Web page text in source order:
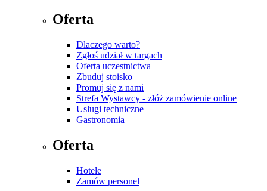
Oferta
Dlaczego warto?
Zgłoś udział w targach
Oferta uczestnictwa
Zbuduj stoisko
Promuj się z nami
Strefa Wystawcy - złóż zamówienie online
Usługi techniczne
Gastronomia
Oferta
Hotele
Zamów personel